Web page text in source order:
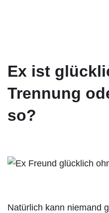
Ex ist
Trennung
so?
Natürlich kann niemand